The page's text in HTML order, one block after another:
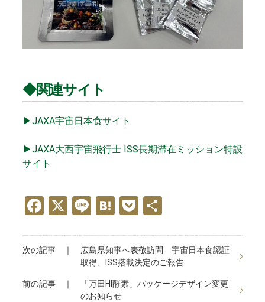
◆関連サイト
▶JAXA宇宙日本食サイト
▶JAXA大西宇宙飛行士 ISS長期滞在ミッション特設
サイト
F
a
ce
b
o
X Li
n
e
H
at
e
n
a
P
o
ck
et
共
次の記事 ｜ 広島県知事へ表敬訪問 宇宙日本食認証
取得、ISS搭載決定のご報告
前の記事 ｜
「万田HI酵素」パッケージデザイン変更
のお知らせ